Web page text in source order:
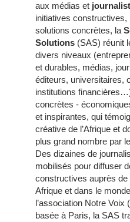
aux médias et
initiatives constructives,
solutions concrètes, la
Solutions (SAS) réunit
divers niveaux
et durables, médias,
éditeurs, universitaires,
institutions
concrètes -
et inspirantes, qui
créative de l’Afrique et
plus grand nombre par
Des dizaines de
mobilisés pour diffuser
constructives auprès
Afrique et dans le
l’association Notre Voix
basée à Paris, la SAS